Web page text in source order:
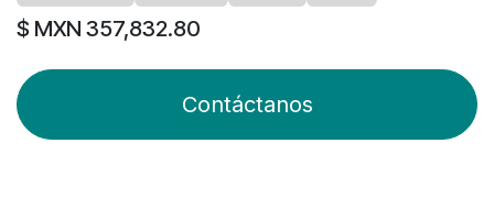
$ MXN 357,832.80
Contáctanos